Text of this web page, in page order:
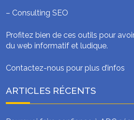
– Consulting SEO
Profitez bien de ces outils pour
du web informatif et ludique.
Contactez-nous pour plus d’infos
ARTICLES RÉCENTS